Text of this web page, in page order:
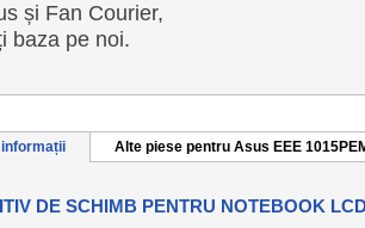
și Fan Courier,
baza pe noi.
informații Alte piese pentru Asus EEE
DE SCHIMB PENTRU NOTEBOOK